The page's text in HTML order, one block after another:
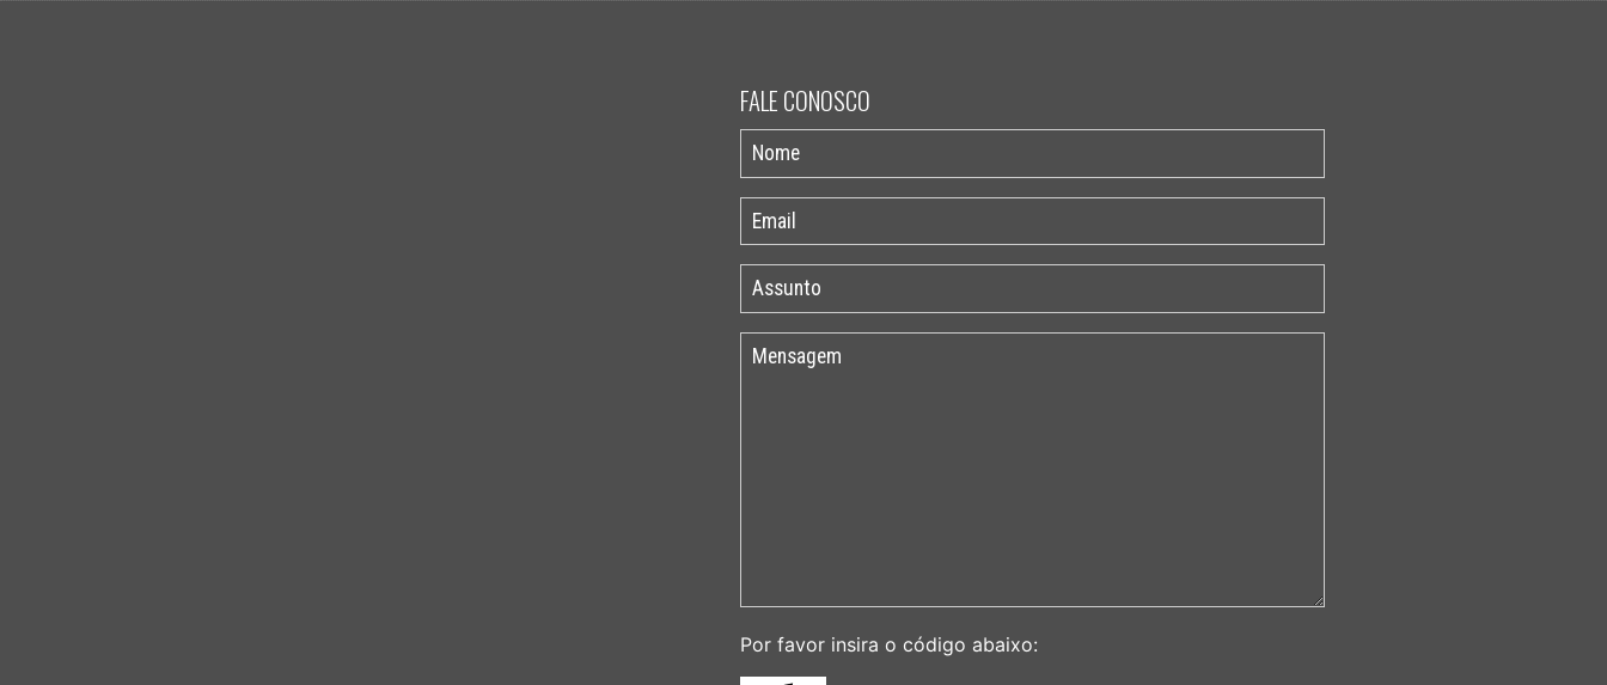
FALE CONOSCO
Por favor insira o código abaixo: